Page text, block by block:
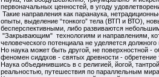
первоначальных ценностей, в угоду
Такие направления как паранаука,
опыты, выделение “тонкого” тела (ВТП и ВТО),
бесперспективными, либо развиваются
"Закрывающим" технологиям и направлениям,
человеческого потенциала не уделяется
Но наука может быть другой, не поверхностной -
феномен сиддхов - святых древности - обретение
Наука объединившись в с религией, йогой,
реальностью, путешествия по параллельным